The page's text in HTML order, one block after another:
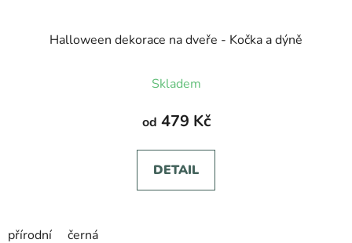
Halloween dekorace na dveře - Kočka a dýně
Skladem
od 479 Kč
DETAIL
přírodní černá